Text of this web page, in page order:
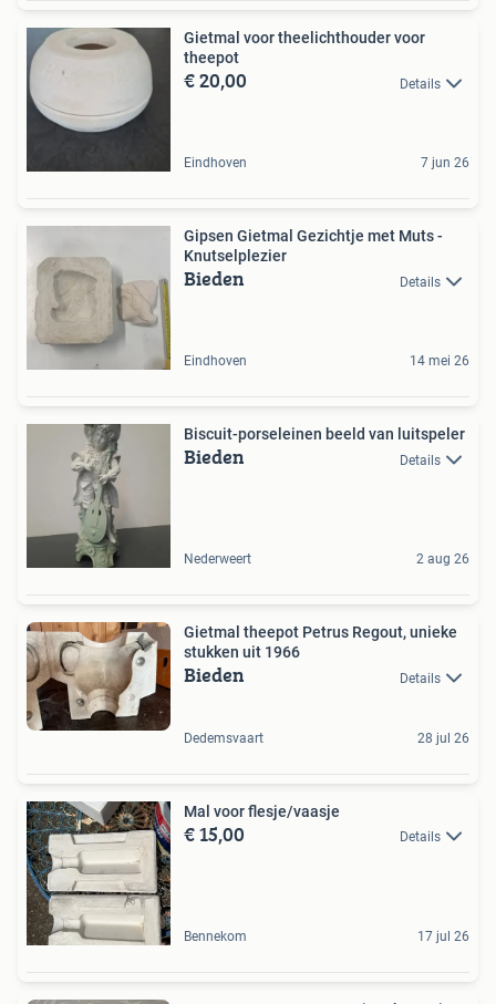
Gietmal voor theelichthouder voor
theepot
€ 20,00 Details
Eindhoven 7 jun 26
Gipsen Gietmal Gezichtje met Muts -
Knutselplezier
Bieden Details
Eindhoven 14 mei 26
Biscuit-porseleinen beeld van luitspeler
Bieden Details
Nederweert 2 aug 26
Gietmal theepot Petrus Regout, unieke
stukken uit 1966
Bieden Details
Dedemsvaart 28 jul 26
Mal voor flesje/vaasje
€ 15,00 Details
Bennekom 17 jul 26